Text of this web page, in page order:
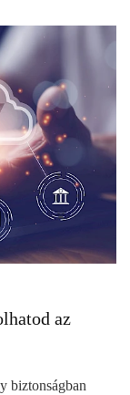
az
biztonságban